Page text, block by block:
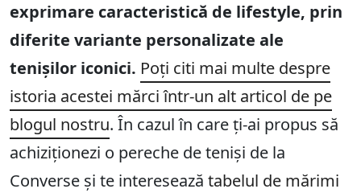
exprimare caracteristică de lifestyle, prin
diferite variante personalizate ale
tenișilor iconici. Poți citi mai multe despre
istoria acestei mărci într-un alt articol de pe
blogul nostru. În cazul în care ți-ai propus să
achiziționezi o pereche de teniși de la
Converse și te interesează tabelul de mărimi